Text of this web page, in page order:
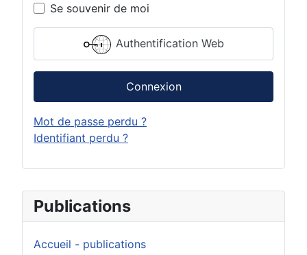
Publications
Accueil - publications
Se souvenir de moi
Authentification Web
Connexion
Mot de passe perdu ?
Identifiant perdu ?